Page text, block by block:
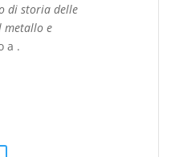
di storia delle
metallo e
a .